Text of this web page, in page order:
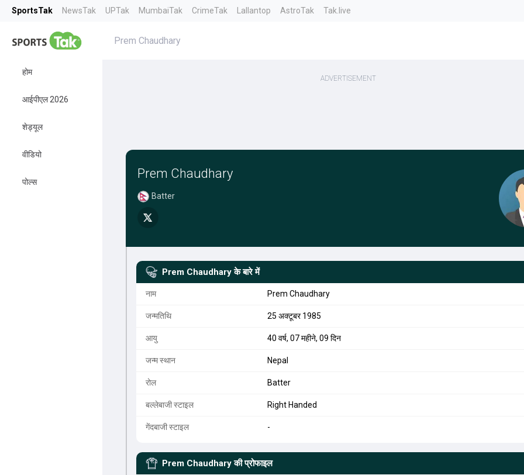
SportsTak NewsTak UPTak MumbaiTak CrimeTak Lallantop AstroTak Tak.live
होम
आईपीएल 2026
शेड्यूल
वीडियो
पोल्स
Prem Chaudhary
Prem Chaudhary
Batter
Prem Chaudhary के बारे में
नाम Prem Chaudhary
जन्मतिथि 25 अक्टूबर 1985
आयु 40 वर्ष, 07 महीने, 09 दिन
जन्म स्थान Nepal
रोल Batter
बल्लेबाजी स्टाइल Right Handed
गेंदबाजी स्टाइल -
Prem Chaudhary की प्रोफाइल